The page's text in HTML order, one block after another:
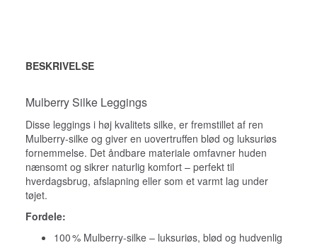
BESKRIVELSE
Mulberry Silke Leggings
Disse leggings i høj kvalitets silke, er fremstillet af ren
Mulberry-silke og giver en uovertruffen blød og luksuriøs
fornemmelse. Det åndbare materiale omfavner huden
nænsomt og sikrer naturlig komfort – perfekt til
hverdagsbrug, afslapning eller som et varmt lag under
tøjet.
Fordele:
100 % Mulberry-silke – luksuriøs, blød og hudvenlig